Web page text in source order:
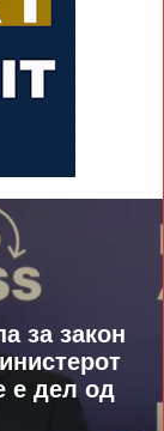
за закон
е дел од